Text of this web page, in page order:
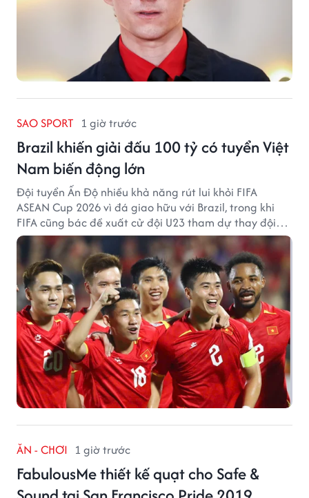
SAO SPORT 1 giờ trước
Brazil khiến giải đấu 100 tỷ có tuyển Việt
Nam biến động lớn
Đội tuyển Ấn Độ nhiều khả năng rút lui khỏi FIFA
ASEAN Cup 2026 vì đá giao hữu với Brazil, trong khi
FIFA cũng bác đề xuất cử đội U23 tham dự thay đội
tuyển quốc gia.
ĂN - CHƠI 1 giờ trước
FabulousMe thiết kế quạt cho Safe &